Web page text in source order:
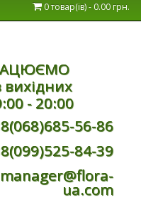
0 товар(ів) - 0.00 грн.
вихідних
- 20:00
56-86
84-39
ua.com